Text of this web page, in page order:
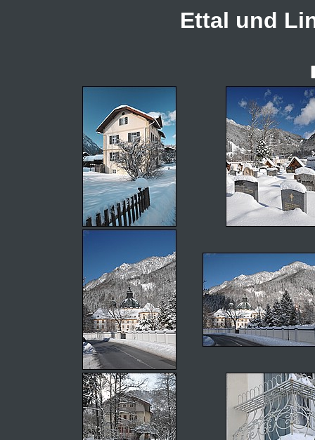
Ettal und